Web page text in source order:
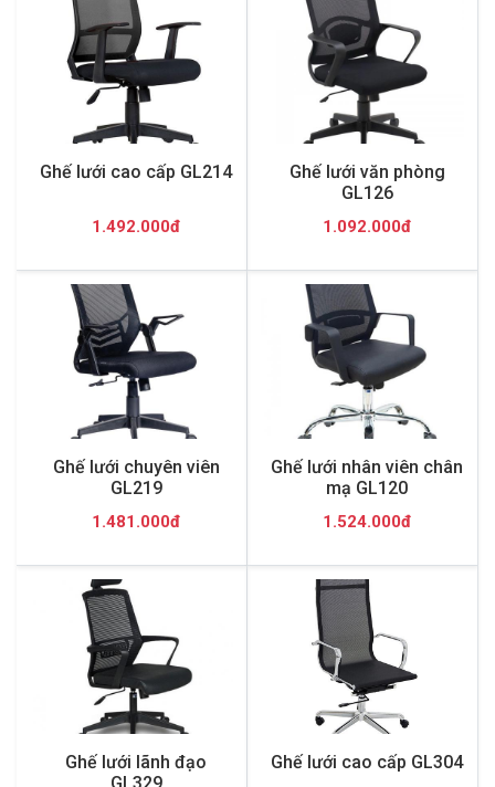
Ghế lưới cao cấp GL214
1.492.000đ
Ghế lưới văn phòng
GL126
1.092.000đ
Ghế lưới chuyên viên
GL219
1.481.000đ
Ghế lưới nhân viên chân
mạ GL120
1.524.000đ
Ghế lưới lãnh đạo
Ghế lưới cao cấp GL304